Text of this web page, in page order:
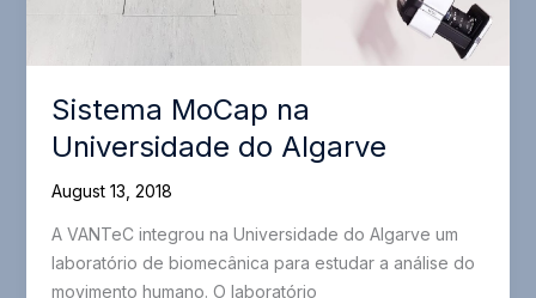
Sistema MoCap na
Universidade do Algarve
August 13, 2018
A VANTeC integrou na Universidade do Algarve um
laboratório de biomecânica para estudar a análise do
movimento humano. O laboratório